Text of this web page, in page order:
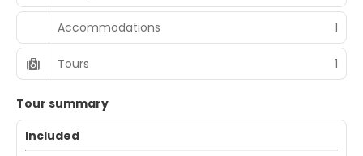
Accommodations 1
Tours 1
Tour summary
Included